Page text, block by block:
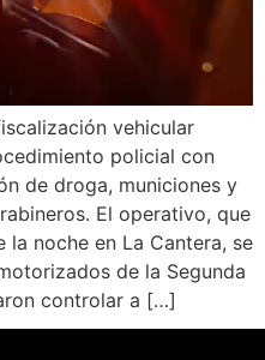
vehicular
policial con
de droga, municiones y
El operativo, que
noche en La Cantera, se
de la Segunda
controlar a […]